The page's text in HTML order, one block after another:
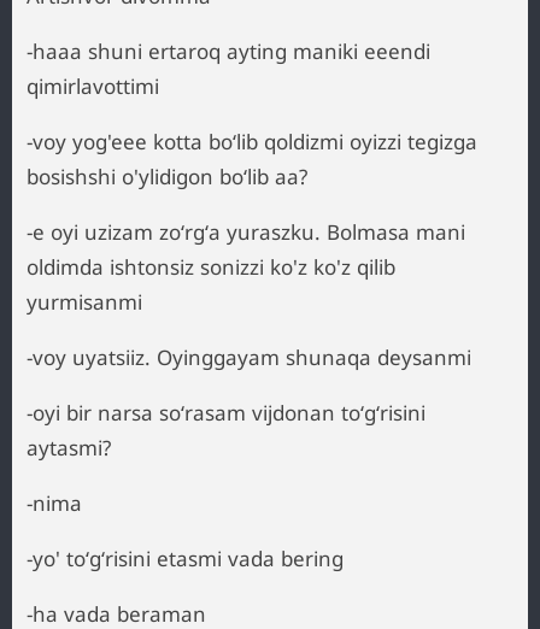
-haaa shuni ertaroq ayting maniki eeendi
qimirlavottimi
-voy yog'eee kotta boʻlib qoldizmi oyizzi tegizga
bosishshi o'ylidigon boʻlib aa?
-e oyi uzizam zoʻrgʻa yuraszku. Bolmasa mani
oldimda ishtonsiz sonizzi ko'z ko'z qilib
yurmisanmi
-voy uyatsiiz. Oyinggayam shunaqa deysanmi
-oyi bir narsa soʻrasam vijdonan toʻgʻrisini
aytasmi?
-nima
-yo' toʻgʻrisini etasmi vada bering
-ha vada beraman